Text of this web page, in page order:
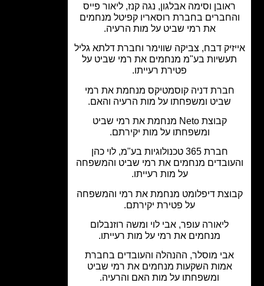
וסימה אבלגון, נגה קנז, ליאור פייס
בחברת רוסאריו קפיטל מנחמים
את רמי שביט על מות הרעיה.
דבח, צביקה שווימר וחברת דלתא גליל
בע"מ מנחמים את רמי שביט על
פטירת רעייתו.
דניה קוסמטיקס מנחמת את רמי
שביט ומשפחתו על מות הרעיה והאם.
קבוצת Neto מנחמת את רמי שביט
ומשפחתו על מות יקירתם.
חברת 365 טכנולוגיות בע"מ, לוי כהן
מנחמים את רמי שביט והמשפחה
על מות רעייתו.
דיפלומט מנחמת את רמי והמשפחה
על פטירת יקירתם.
ליאורה עופר, אבי לוי ומשה רוזנבלום
מנחמים את רמי על מות רעייתו.
מוסלר, ההנהלה והעובדים בחברת
אמות השקעות מנחמים את רמי שביט
ומשפחתו על מות האם והרעיה.